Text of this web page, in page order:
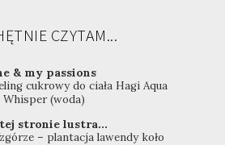
CZYTAM...
& my passions
cukrowy do ciała Hagi Aqua
Whisper (woda)
stronie lustra...
– plantacja lawendy koło